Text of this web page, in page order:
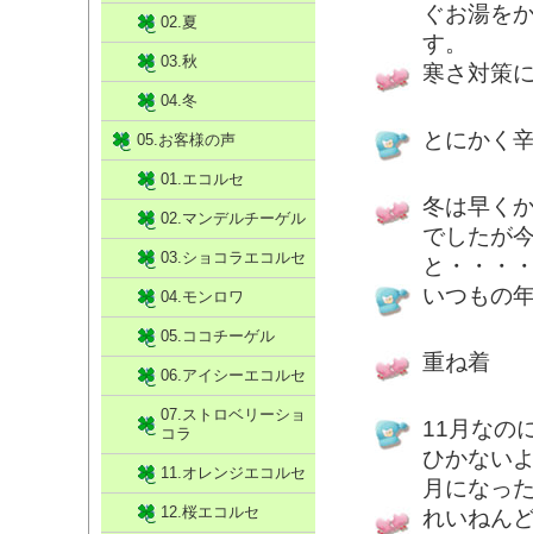
ぐお湯を
す。
寒さ対策
とにかく
冬は早く
でしたが
と・・・
いつもの
重ね着
11月なの
ひかない
月になっ
れいねん
02.夏
03.秋
04.冬
05.お客様の声
01.エコルセ
02.マンデルチーゲル
03.ショコラエコルセ
04.モンロワ
05.ココチーゲル
06.アイシーエコルセ
07.ストロベリーショ
コラ
11.オレンジエコルセ
12.桜エコルセ